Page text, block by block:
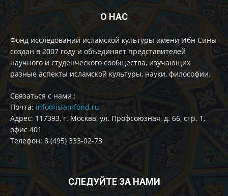
О НАС
Фонд исследований исламской культуры имени Ибн Сины
создан в 2007 году и объединяет представителей
научного и студенческого сообщества, изучающих
разные аспекты исламской культуры, науки, философии.
Cвязаться с нами :
Почта: info@islamfond.ru
Адрес: 117393, г. Москва, ул. Профсоюзная, д. 66, стр. 1,
офис 401
Телефон: 8 (495) 333-02-73
СЛЕДУЙТЕ ЗА НАМИ